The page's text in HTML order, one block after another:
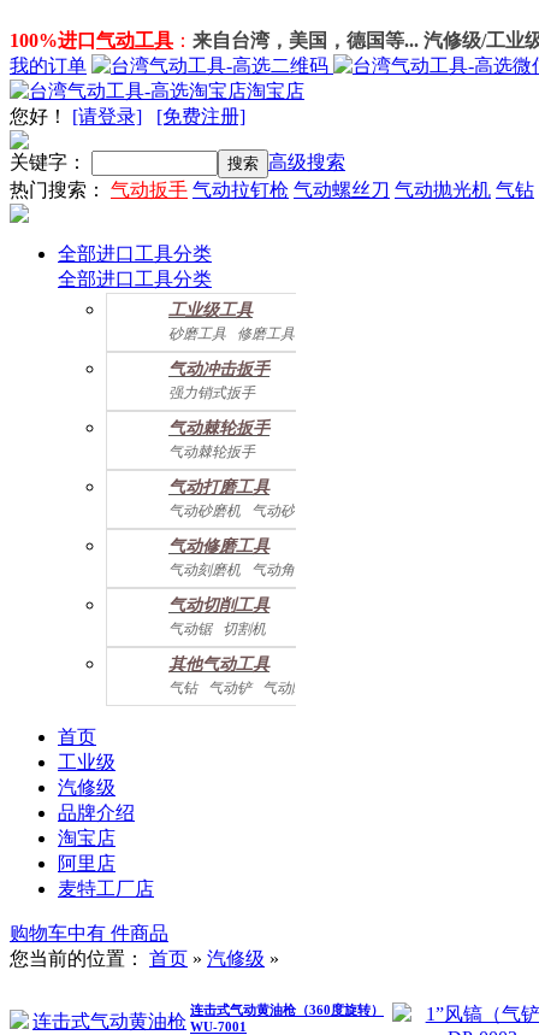
100%进口 气动工具 ： 来自台湾，美国，德国等... 汽修级/工业
我的订单
淘宝店
您好 ！ [请登录] [免费注册]
关键字：
高级搜索
热门搜索： 气动扳手 气动拉钉枪 气动螺丝刀 气动抛光机 气钻
全部进口工具分类
全部进口工具分类
工业级工具
砂磨工具
修磨工具
建筑工具 气动螺丝起子
气动配件
气动冲击扳手
强力销式扳手
双鎚打式扳手
双环锤打式扳手
强力冲击扳手
迷你冲击扳手
直角式冲击扭力扳手
气动棘轮扳手
气动棘轮扳手
迷你棘轮扳手
气动打磨工具
气动砂磨机
气动砂带机
气动抛光机 胎磨/除胶机
气动修磨工具
气动刻磨机 气动角磨机
气动切削工具
气动锯 切割机
气动曲线剪
其他气动工具
气钻 气动铲 气动除锈机
气动拉钉机 气动喷漆枪
首页
工业级
汽修级
品牌介绍
淘宝店
阿里店
麦特工厂店
购物车中有 件商品
您当前的位置： 首页 » 汽修级 »
连击式气动黄油枪（360度旋转）
WU-7001